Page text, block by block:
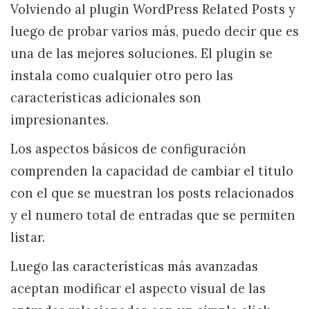
Volviendo al plugin WordPress Related Posts y
luego de probar varios más, puedo decir que es
una de las mejores soluciones. El plugin se
instala como cualquier otro pero las
características adicionales son
impresionantes.
Los aspectos básicos de configuración
comprenden la capacidad de cambiar el titulo
con el que se muestran los posts relacionados
y el numero total de entradas que se permiten
listar.
Luego las características más avanzadas
aceptan modificar el aspecto visual de las